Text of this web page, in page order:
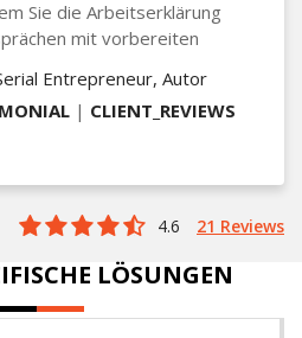
Sie die Arbeitserklärung
mit vorbereiten
Entrepreneur, Autor
| CLIENT_REVIEWS
4.6 21 Reviews
LÖSUNGEN